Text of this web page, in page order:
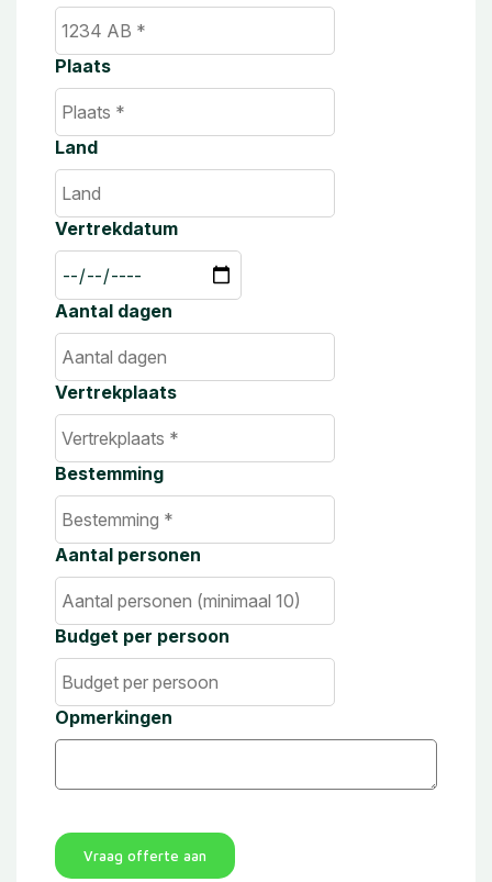
Plaats
Land
Vertrekdatum
Aantal dagen
Vertrekplaats
Bestemming
Aantal personen
Budget per persoon
Opmerkingen
Vraag offerte aan